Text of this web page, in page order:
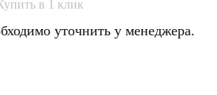
в 1 клик
уточнить у менеджера.